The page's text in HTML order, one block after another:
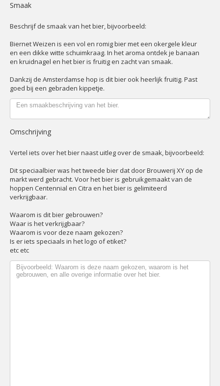
Smaak
Beschrijf de smaak van het bier, bijvoorbeeld:
Biernet Weizen is een vol en romig bier met een okergele kleur
en een dikke witte schuimkraag. In het aroma ontdek je banaan
en kruidnagel en het bier is fruitig en zacht van smaak.
Dankzij de Amsterdamse hop is dit bier ook heerlijk fruitig. Past
goed bij een gebraden kippetje.
Omschrijving
Vertel iets over het bier naast uitleg over de smaak, bijvoorbeeld:
Dit speciaalbier was het tweede bier dat door Brouwerij XY op de
markt werd gebracht. Voor het bier is gebruikgemaakt van de
hoppen Centennial en Citra en het bier is gelimiteerd
verkrijgbaar.
Waarom is dit bier gebrouwen?
Waar is het verkrijgbaar?
Waarom is voor deze naam gekozen?
Is er iets speciaals in het logo of etiket?
etc etc